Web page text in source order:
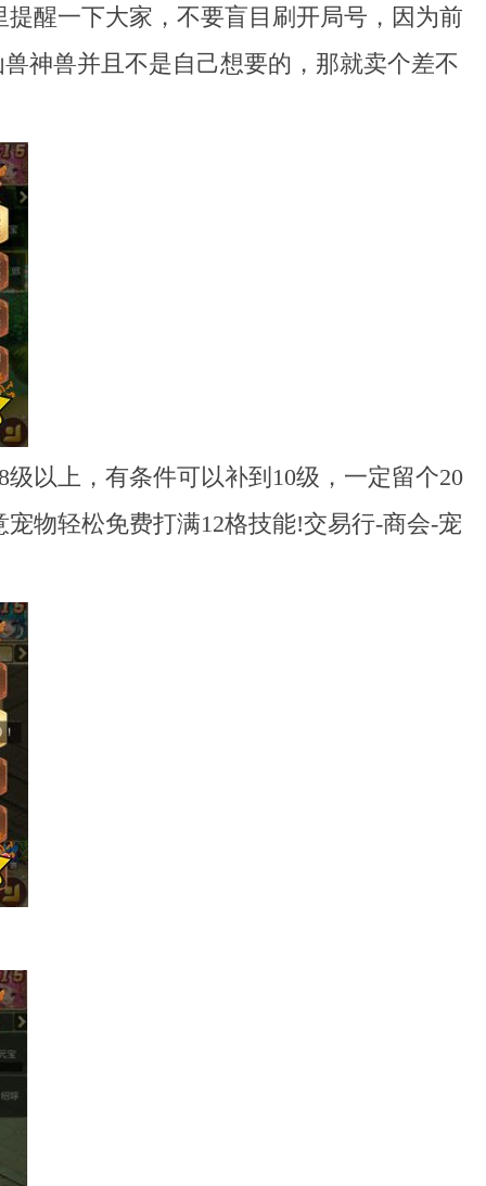
醒一下大家，不要盲目刷开局号，因为前
神兽并且不是自己想要的，那就卖个差不
以上，有条件可以补到10级，一定留个20
物轻松免费打满12格技能!交易行-商会-宠